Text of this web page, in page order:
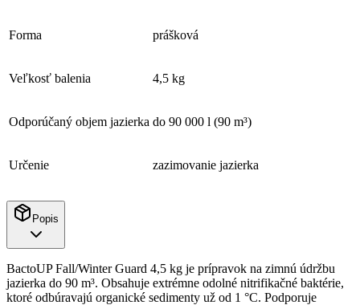
Forma prášková
Veľkosť balenia 4,5 kg
Odporúčaný objem jazierka do 90 000 l (90 m³)
Určenie zazimovanie jazierka
Popis
BactoUP Fall/Winter Guard 4,5 kg je prípravok na zimnú údržbu
jazierka do 90 m³. Obsahuje extrémne odolné nitrifikačné baktérie,
ktoré odbúravajú organické sedimenty už od 1 °C. Podporuje